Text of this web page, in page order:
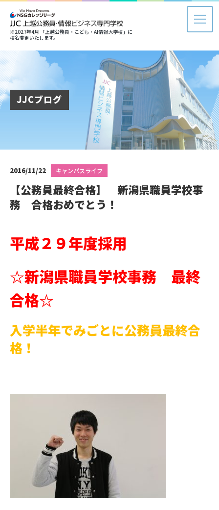
※2027年4月 「上越公務員・こども・AI情報大学校」に
校名変更いたします。
JJCブログ
2016/11/22 キャンパスライフ
【公務員最終合格】 新潟県職員学校事
務 合格おめでとう！
平成２９年度採用
☆新潟県職員学校事務 最終
合格☆
入学半年でみごとに公務員最終合
格！